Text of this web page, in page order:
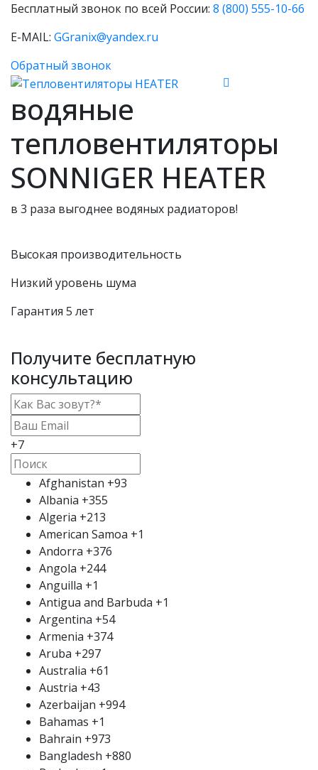
Бесплатный звонок по всей России: 8 (800) 555-10-66
E-MAIL: GGranix@yandex.ru
Обратный звонок
водяные
тепловентиляторы
SONNIGER HEATER
в 3 раза выгоднее водяных радиаторов!
Высокая производительность
Низкий уровень шума
Гарантия 5 лет
Получите бесплатную
консультацию
+7
Afghanistan +93
Albania +355
Algeria +213
American Samoa +1
Andorra +376
Angola +244
Anguilla +1
Antigua and Barbuda +1
Argentina +54
Armenia +374
Aruba +297
Australia +61
Austria +43
Azerbaijan +994
Bahamas +1
Bahrain +973
Bangladesh +880